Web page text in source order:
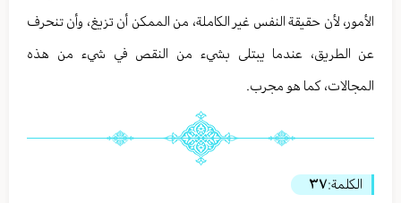
الأمور، لأن حقيقة النفس غير الكاملة، من الممكن أن تزيغ، وأن تنحرف
عن الطريق، عندما يبتلى بشيء من النقص في شيء من هذه
المجالات، كما هو مجرب.
الكلمة:٣٧